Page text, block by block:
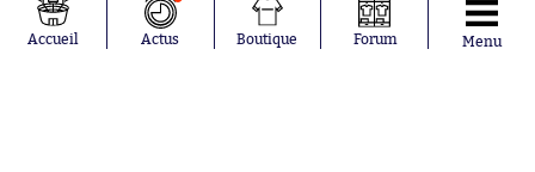
Nicolás
Tagliafico
AC Milan
Accueil Actus Boutique Forum Menu